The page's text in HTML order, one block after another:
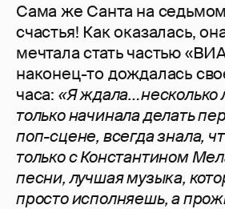
Сама же Санта на
счастья! Как оказалась,
мечтала стать частью
наконец-то дождалась
часа: «Я ждала…несколько
только начинала делать
поп-сцене, всегда знала,
только с Константином
песни, лучшая музыка,
просто исполняешь, а